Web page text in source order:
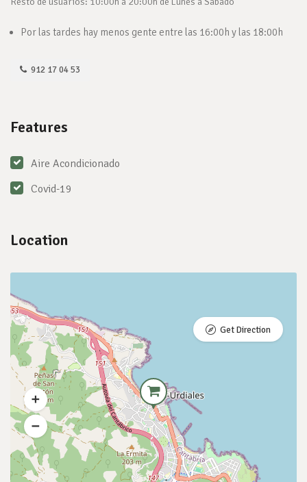
Por las tardes hay menos gente entre las 16:00h y las 18:00h
912 17 04 53
Features
Aire Acondicionado
Covid-19
Location
Get Direction